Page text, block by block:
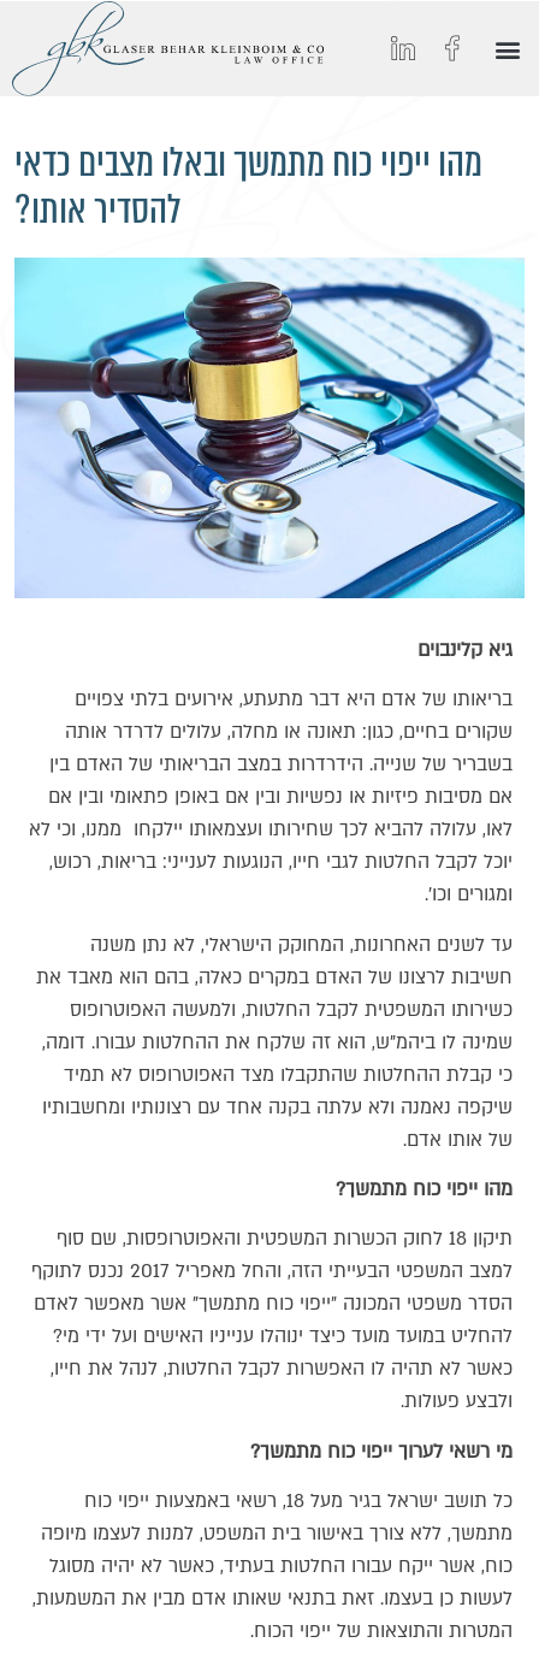
מהו ייפוי כוח מתמשך ובאלו מצבים כדאי
להסדיר אותו?
גיא קלינבוים
בריאותו של אדם היא דבר מתעתע, אירועים בלתי צפויים
שקורים בחיים, כגון: תאונה או מחלה, עלולים לדרדר אותה
בשבריר של שנייה. הידרדרות במצב הבריאותי של האדם בין
אם מסיבות פיזיות או נפשיות ובין אם באופן פתאומי ובין אם
לאו, עלולה להביא לכך שחירותו ועצמאותו יילקחו ממנו, וכי לא
יוכל לקבל החלטות לגבי חייו, הנוגעות לענייני: בריאות, רכוש,
ומגורים וכו'.
עד לשנים האחרונות, המחוקק הישראלי, לא נתן משנה
חשיבות לרצונו של האדם במקרים כאלה, בהם הוא מאבד את
כשירותו המשפטית לקבל החלטות, ולמעשה האפוטרופוס
שמינה לו ביהמ"ש, הוא זה שלקח את ההחלטות עבורו. דומה,
כי קבלת ההחלטות שהתקבלו מצד האפוטרופוס לא תמיד
שיקפה נאמנה ולא עלתה בקנה אחד עם רצונותיו ומחשבותיו
של אותו אדם.
מהו ייפוי כוח מתמשך?
תיקון 18 לחוק הכשרות המשפטית והאפוטרופסות, שם סוף
למצב המשפטי הבעייתי הזה, והחל מאפריל 2017 נכנס לתוקף
הסדר משפטי המכונה "ייפוי כוח מתמשך" אשר מאפשר לאדם
להחליט במועד מועד כיצד ינוהלו ענייניו האישים ועל ידי מי?
כאשר לא תהיה לו האפשרות לקבל החלטות, לנהל את חייו,
ולבצע פעולות.
מי רשאי לערוך ייפוי כוח מתמשך?
כל תושב ישראל בגיר מעל 18, רשאי באמצעות ייפוי כוח
מתמשך, ללא צורך באישור בית המשפט, למנות לעצמו מיופה
כוח, אשר ייקח עבורו החלטות בעתיד, כאשר לא יהיה מסוגל
לעשות כן בעצמו. זאת בתנאי שאותו אדם מבין את המשמעות,
המטרות והתוצאות של ייפוי הכוח.